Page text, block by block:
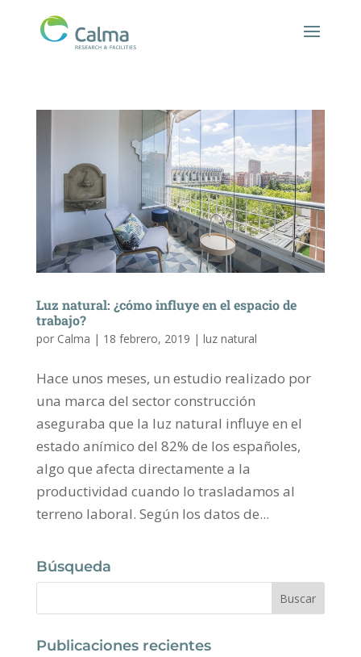
Luz natural: ¿cómo influye en el espacio de
trabajo?
por Calma | 18 febrero, 2019 | luz natural
Hace unos meses, un estudio realizado por
una marca del sector construcción
aseguraba que la luz natural influye en el
estado anímico del 82% de los españoles,
algo que afecta directamente a la
productividad cuando lo trasladamos al
terreno laboral. Según los datos de...
Búsqueda
Publicaciones recientes